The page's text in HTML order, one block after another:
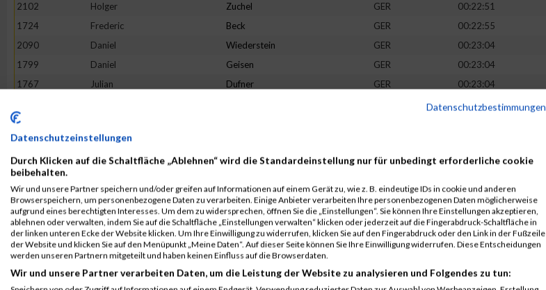
2102
Holger Zuchel GER
00:22:51
1724
Frederic Beck GER
00:22:55
2090
Daniel Wiederstein GER
00:23:04
1799
Daniel Geisen GER 00:23:04
1767
Julian Dufner GER
00:23:04
00:23:08
1851
2022
Kevin
1772
Martin Egerer GER 00:23:33
1754
Stefan Buhr GER
00:23:44
1715
Rouven Bach GER
00:23:46
1890
David Krämer GER
00:23:50
1827
Markus Hartmann
1866
Sebastian Kaspers GER
00:23:54
Datenschutzbestimmungen
Datenschutzeinstellungen
Durch Klicken auf die Schaltfläche „Ablehnen“ wird die Standardeinstellung nur für unbedingt erforderliche cookie
beibehalten.
Wir und unsere Partner speichern und/oder greifen auf Informationen auf einem Gerät zu, wie z. B. eindeutige IDs in cookie und anderen
Browserspeichern, um personenbezogene Daten zu verarbeiten. Einige Anbieter verarbeiten Ihre personenbezogenen Daten möglicherweise
aufgrund eines berechtigten Interesses. Um dem zu widersprechen, öffnen Sie die „Einstellungen“. Sie können Ihre Einstellungen akzeptieren,
ablehnen oder verwalten, indem Sie auf die Schaltfläche „Einstellungen verwalten“ klicken oder jederzeit auf die Fingerabdruck-Schaltfläche in
der linken unteren Ecke der Website klicken. Um Ihre Einwilligung zu widerrufen, klicken Sie auf den Fingerabdruck oder den Link in der Fußzeile
der Website und klicken Sie auf den Menüpunkt „Meine Daten“. Auf dieser Seite können Sie Ihre Einwilligung widerrufen. Diese Entscheidungen
werden unseren Partnern mitgeteilt und haben keinen Einfluss auf die Browserdaten.
Wir und unsere Partner verarbeiten Daten, um die Leistung der Website zu analysieren und Folgendes zu tun: